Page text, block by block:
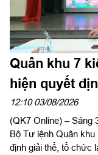
Quân khu 7
hiện quyết
PTKV tại tỉnh
12:10 03/08/2026
(QK7 Online) – Sáng
Bộ Tư lệnh Quân
định giải thể, tổ chức